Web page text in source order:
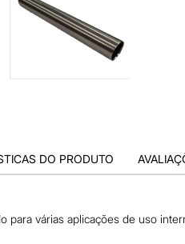
DO PRODUTO
para várias aplicações de uso